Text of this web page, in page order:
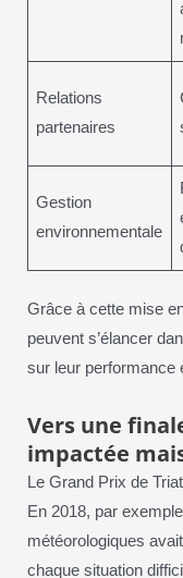
Relations
partenaires
Gestion
environnementale
Grâce à cette mise
peuvent s’élancer
sur leur performance
Vers une
impactée
Le Grand Prix de
En 2018, par
météorologiques
chaque situation